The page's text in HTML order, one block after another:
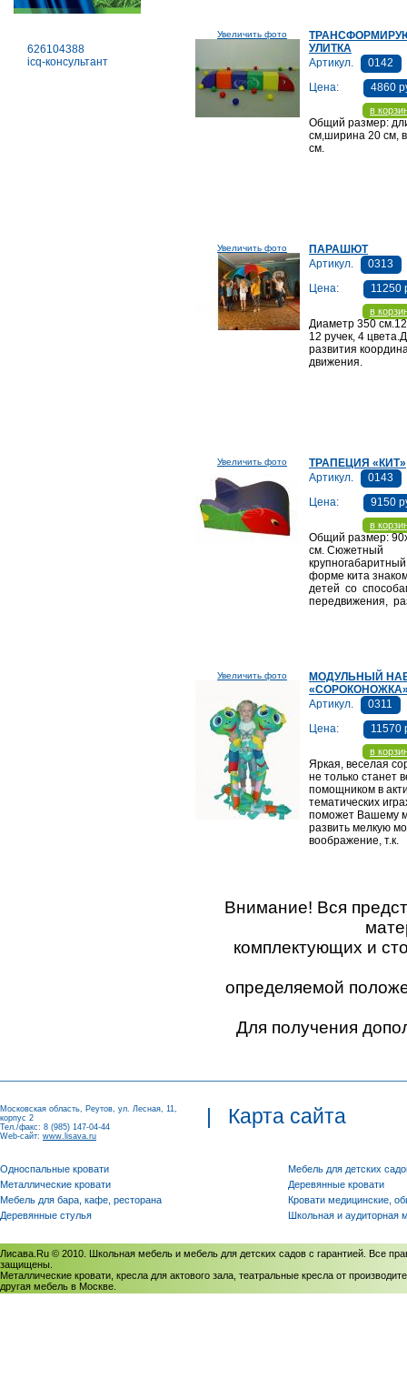
626104388
icq-консультант
Увеличить фото
УЛИТКА
Артикул.
0142
Цена:
4860
в
Общий размер:
см,ширина 20 см,
см.
Увеличить фото
ПАРАШЮТ
Артикул.
0313
Цена:
11250
в
Диаметр 350 см.12
12 ручек, 4
развития
движения.
Увеличить фото
ТРАПЕЦИЯ «КИТ»
Артикул.
0143
Цена:
9150
в
Общий размер:
см. Сюжетный
форме кита
детей со
передвижения,
Увеличить фото
МОДУЛЬНЫЙ
Артикул.
0311
Цена:
11570
в
Яркая, веселая
не только станет
помощником в
тематических
поможет Вашему
развить мелкую
воображение, т.к.
Внимание! Вся
комплектующих и
определяемой
Для получения
Московская область, Реутов, ул. Лесная, 11,
корпус 2
Тел./факс: 8 (985) 147-04-44
Web-сайт: www.lisava.ru
| Карта сайта
Односпальные кровати
Металлические кровати
Мебель для бара, кафе, ресторана
Деревянные стулья
Мебель для детских
Деревянные кровати
Кровати медицинские,
Школьная и аудиторная
Лисава.Ru © 2010. Школьная мебель и мебель для детских садов с гарантией. Все
защищены.
Металлические кровати, кресла для актового зала, театральные кресла от
другая мебель в Москве.
Политика использования cookies/Соглашение на обработку персональных данных